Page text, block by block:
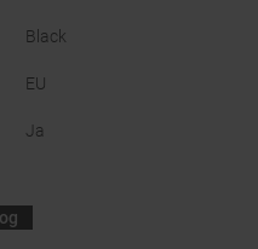
Black
EU
Ja